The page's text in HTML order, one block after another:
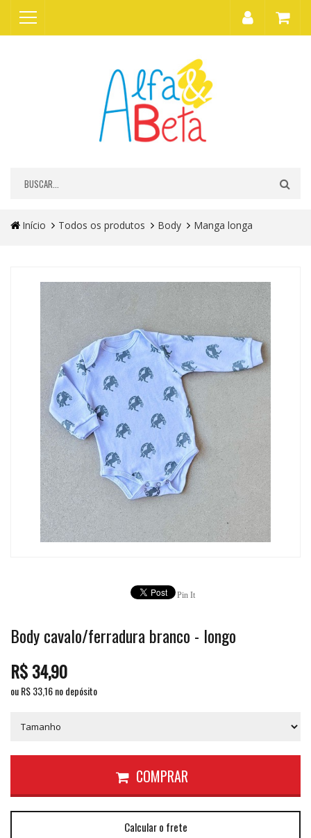
Início Todos os produtos Body Manga longa
Pin It
Body cavalo/ferradura branco - longo
R$34,90
ou R$33,16no depósito
COMPRAR
Calcular o frete